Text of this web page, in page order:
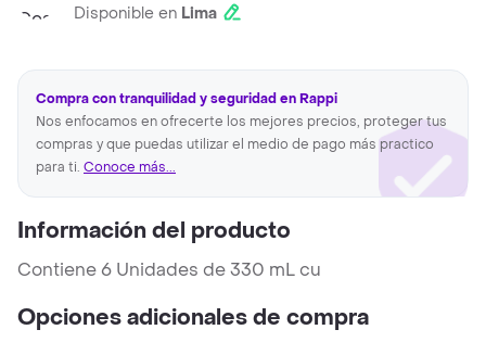
Disponible en Lima
Compra con tranquilidad y seguridad en Rappi
Nos enfocamos en ofrecerte los mejores precios, proteger tus
compras y que puedas utilizar el medio de pago más practico
para ti. Conoce más...
Información del producto
Contiene 6 Unidades de 330 mL cu
Opciones adicionales de compra